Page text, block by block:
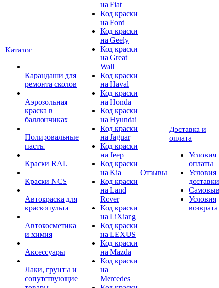
Каталог
Карандаши для
ремонта сколов
Аэрозольная
краска в
баллончиках
Полировальные
пасты
Краски RAL
Краски NCS
Автокраска для
краскопульта
Автокосметика
и химия
Аксессуары
Лаки, грунты и
сопутствующие
на Fiat
Код краски
на Ford
Код краски
на Geely
Код краски
на Great
Wall
Код краски
на Haval
Код краски
на Honda
Код краски
на Hyundai
Код краски
на Jaguar
Код краски
на Jeep
Код краски
на Kia
Код краски
на Land
Rover
Код краски
на LiXiang
Код краски
на LEXUS
Код краски
на Mazda
Код краски
на
Mercedes
Отзывы
Доставка и
оплата
Условия
оплаты
Условия
доставки
Условия
возврата